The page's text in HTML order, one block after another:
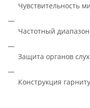
Чувствительность
Частотный
Защита органов
Конструкция